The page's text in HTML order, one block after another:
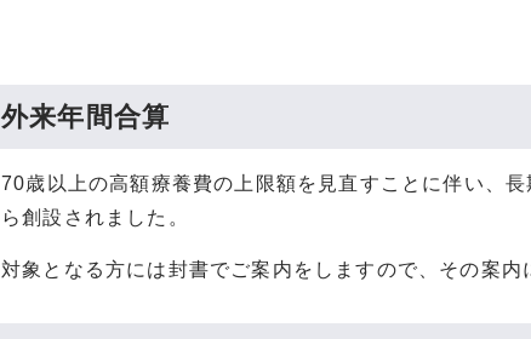
外来年間合算
70歳以上の高額療養費の上限額を見直すことに伴い、
ら創設されました。
対象となる方には封書でご案内をしますので、その案内